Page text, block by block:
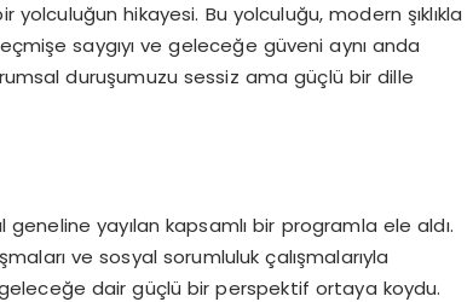
hikayesi. Bu yolculuğu, modern şıklıkla
saygıyı ve geleceğe güveni aynı anda
duruşumuzu sessiz ama güçlü bir dille
geneline yayılan kapsamlı bir programla ele aldı.
ve sosyal sorumluluk çalışmalarıyla
geleceğe dair güçlü bir perspektif ortaya koydu.